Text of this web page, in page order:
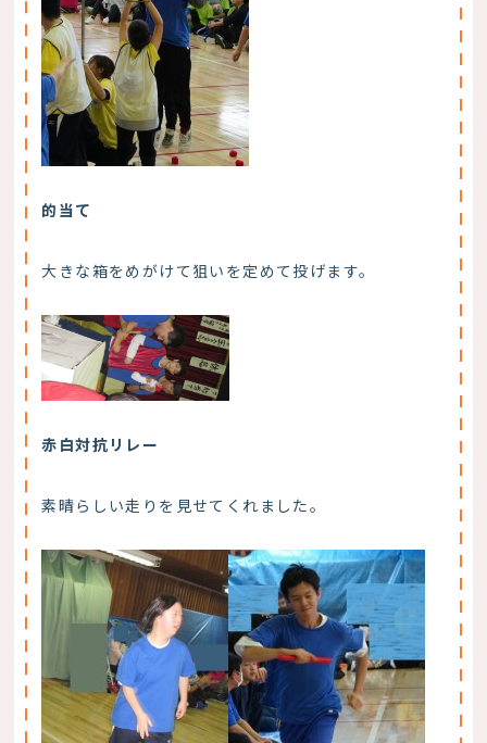
的当て
大きな箱をめがけて狙いを定めて投げます。
赤白対抗リレー
素晴らしい走りを見せてくれました。